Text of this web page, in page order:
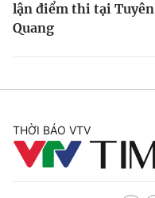
lận điểm thi tại Tuyên
Quang
THỜI BÁO VTV